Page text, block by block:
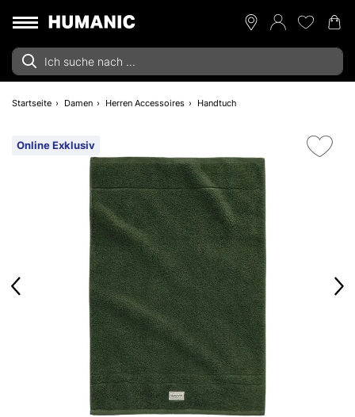
Startseite Damen Herren Accessoires Handtuch
Online Exklusiv